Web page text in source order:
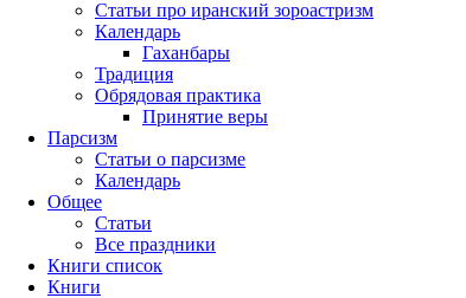
Статьи про иранский зороастризм
Календарь
Гаханбары
Традиция
Обрядовая практика
Принятие веры
Парсизм
Статьи о парсизме
Календарь
Общее
Статьи
Все праздники
Книги список
Книги